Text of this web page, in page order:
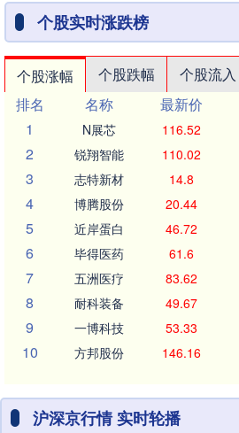
个股实时涨跌榜
个股涨幅 个股跌幅 个股流入
排名
名称 最新价
1
N展芯 116.52
2 锐翔智能 110.02
3 志特新材 14.8
4 博腾股份 20.44
5 近岸蛋白 46.72
6 毕得医药 61.6
7 五洲医疗 83.62
8 耐科装备 49.67
9 一博科技 53.33
10 方邦股份 146.16
沪深京行情 实时轮播